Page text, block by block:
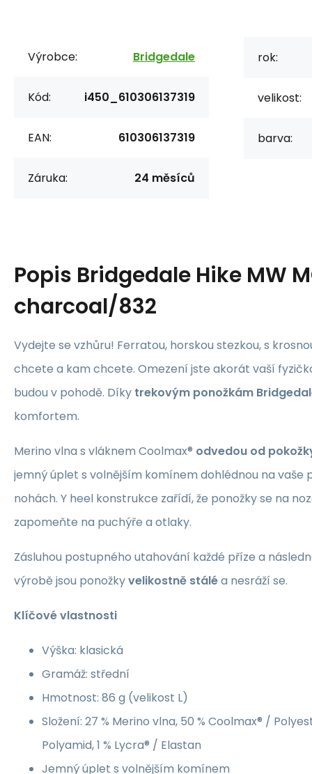
Výrobce: Bridgedale
Kód: i450_610306137319
EAN: 610306137319
Záruka: 24 měsíců
rok:
velikost:
barva:
Popis Bridgedale Hike MW
charcoal/832
Vydejte se vzhůru! Ferratou, horskou stezkou, s
chcete a kam chcete. Omezení jste akorát vaší
budou v pohodě. Díky trekovým ponožkám
komfortem.
Merino vlna s vláknem Coolmax® odvedou od
jemný úplet s volnějším komínem dohlédnou na vaše
nohách. Y heel konstrukce zařídí, že ponožky se na
zapomeňte na puchýře a otlaky.
Zásluhou postupného utahování každé příze a
výrobě jsou ponožkyvelikostně stáléa nesráží se.
Klíčové vlastnosti
Výška: klasická
Gramáž: střední
Hmotnost: 86 g (velikost L)
Složení: 27 % Merino vlna, 50 % Coolmax® /
Polyamid, 1 % Lycra® / Elastan
Jemný úplet s volnějším komínem